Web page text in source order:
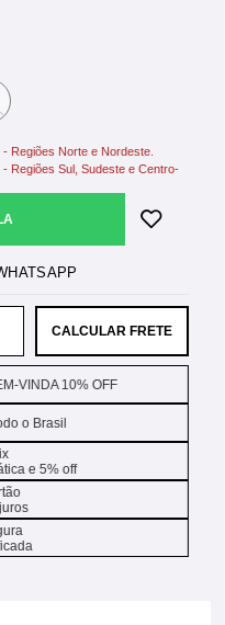
Regiões Norte e Nordeste.
Regiões Sul, Sudeste e Centro-
CALCULAR FRETE
VINDA 10% OFF
o Brasil
e 5% off